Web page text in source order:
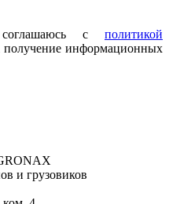
с политикой
получение информационных
и грузовиков